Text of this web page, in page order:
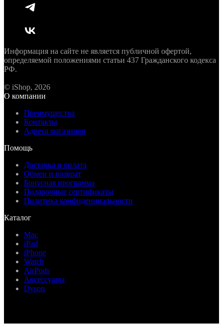
Информация на сайте не является публичной офертой,
определяемой положениями статьи 437 Гражданского кодекса
РФ.
© iShop, 2026
О компании
Преимущества
Контакты
Адреса магазинов
Помощь
Доставка и оплата
Обмен и возврат
Бонусная программа
Подарочные сертификаты
Политика конфиденциальности
Каталог
Mac
iPad
iPhone
Watch
AirPods
Аксессуары
Dyson